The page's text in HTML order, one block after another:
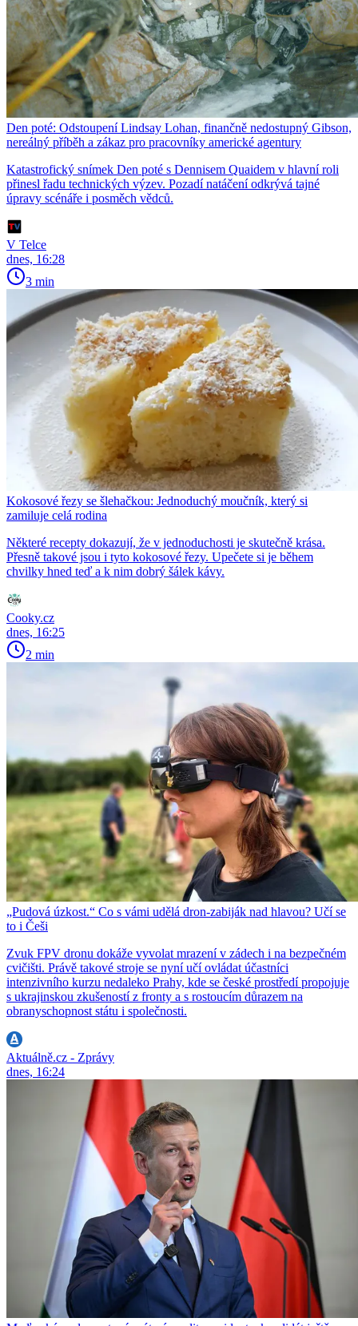
Den poté: Odstoupení Lindsay Lohan, finančně nedostupný Gibson,
nereálný příběh a zákaz pro pracovníky americké agentury
Katastrofický snímek Den poté s Dennisem Quaidem v hlavní roli
přinesl řadu technických výzev. Pozadí natáčení odkrývá tajné
úpravy scénáře i posměch vědců.
V Telce
dnes, 16:28
3 min
Kokosové řezy se šlehačkou: Jednoduchý moučník, který si
zamiluje celá rodina
Některé recepty dokazují, že v jednoduchosti je skutečně krása.
Přesně takové jsou i tyto kokosové řezy. Upečete si je během
chvilky hned teď a k nim dobrý šálek kávy.
Cooky.cz
dnes, 16:25
2 min
„Pudová úzkost.“ Co s vámi udělá dron-zabiják nad hlavou? Učí se
to i Češi
Zvuk FPV dronu dokáže vyvolat mrazení v zádech i na bezpečném
cvičišti. Právě takové stroje se nyní učí ovládat účastníci
intenzivního kurzu nedaleko Prahy, kde se české prostředí propojuje
s ukrajinskou zkušeností z fronty a s rostoucím důrazem na
obranyschopnost státu i společnosti.
Aktuálně.cz - Zprávy
dnes, 16:24